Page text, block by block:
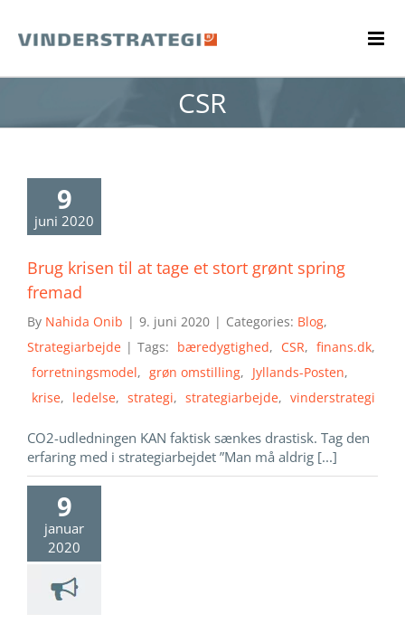
content
CSR
9
juni 2020
Brug krisen til at tage et stort grønt spring
fremad
By Nahida Onib | 9. juni 2020 | Categories: Blog,
Strategiarbejde | Tags: bæredygtighed, CSR, finans.dk,
forretningsmodel, grøn omstilling, Jyllands-Posten,
krise, ledelse, strategi, strategiarbejde, vinderstrategi
CO2-udledningen KAN faktisk sænkes drastisk. Tag den
erfaring med i strategiarbejdet ”Man må aldrig [...]
9
januar
2020